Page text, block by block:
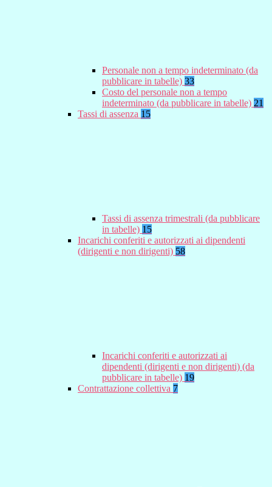
Personale non a tempo indeterminato (da
pubblicare in tabelle) 33
Costo del personale non a tempo
indeterminato (da pubblicare in tabelle) 21
Tassi di assenza 15
Tassi di assenza trimestrali (da pubblicare
in tabelle) 15
Incarichi conferiti e autorizzati ai dipendenti
(dirigenti e non dirigenti) 58
Incarichi conferiti e autorizzati ai
dipendenti (dirigenti e non dirigenti) (da
pubblicare in tabelle) 19
Contrattazione collettiva 7